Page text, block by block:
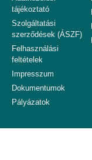
tájékoztató
Szolgáltatási
szerződések (ÁSZF)
Felhasználási
feltételek
Impresszum
Dokumentumok
Pályázatok